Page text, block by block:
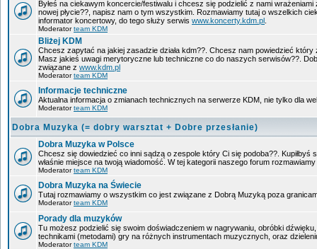
Byłeś na ciekawym koncercie/festiwalu i chcesz się podzielić z nami
nowej płycie??, napisz nam o tym wszystkim. Rozmawiamy tutaj o wszelkich
informator koncertowy, do tego służy serwis www.koncerty.kdm.pl
Moderatorteam KDM
Bliżej KDM
Chcesz zapytać na jakiej zasadzie działa kdm??. Chcesz nam powiedzieć
Masz jakieś uwagi merytoryczne lub techniczne co do naszych serwisów??.
związane z www.kdm.pl
Moderatorteam KDM
Informacje techniczne
Aktualna informacja o zmianach technicznych na serwerze KDM, nie tylko dla
Moderatorteam KDM
Dobra Muzyka (= dobry warsztat + Dobre przesłanie)
Dobra Muzyka w Polsce
Chcesz się dowiedzieć co inni sądzą o zespole który Ci się podoba??. Kupiłbyś
właśnie miejsce na twoją wiadomość. W tej kategorii naszego forum
Moderatorteam KDM
Dobra Muzyka na Świecie
Tutaj rozmawiamy o wszystkim co jest związane z Dobrą Muzyką poza
Moderatorteam KDM
Porady dla muzyków
Tu możesz podzielić się swoim doświadczeniem w nagrywaniu, obróbki
technikami (metodami) gry na różnych instrumentach muzycznych, oraz
Moderatorteam KDM